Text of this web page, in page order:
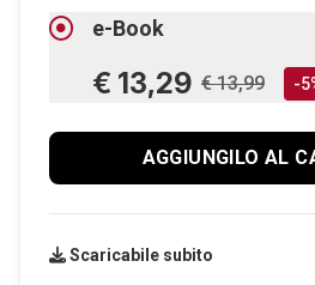
e-Book
€ 13,29 € 13,99 -
AGGIUNGILO AL
Scaricabile subito